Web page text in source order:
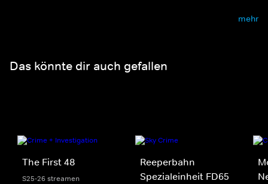
mehr
Das könnte dir auch gefallen
The First 48
S25-26 streamen
Reeperbahn
Spezialeinheit FD65